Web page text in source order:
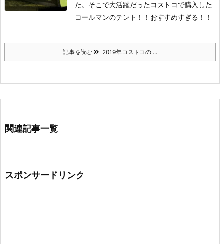
た。 そこで大活躍だったコストコで購入した
コールマンのテント！！おすすめすぎる！！
記事を読む 2019年コストコの ...
関連記事一覧
スポンサードリンク